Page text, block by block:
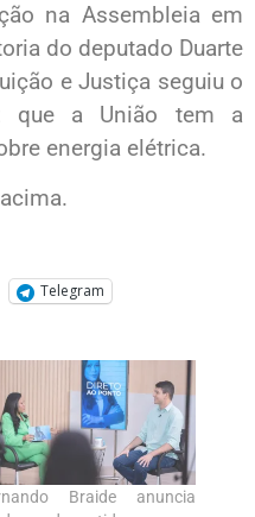
na Assembleia em
do deputado Duarte
e Justiça seguiu o
que a União tem a
energia elétrica.
Telegram
Braide anuncia